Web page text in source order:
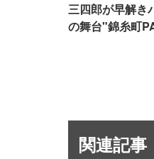
三四郎が早解き
の舞台"錦糸町
関連記事